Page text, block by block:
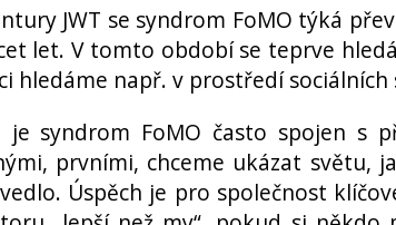
JWT se syndrom FoMO týká
let. V tomto období se teprve
hledáme např. v prostředí sociálních
je syndrom FoMO často spojen s
prvními, chceme ukázat světu,
Úspěch je pro společnost